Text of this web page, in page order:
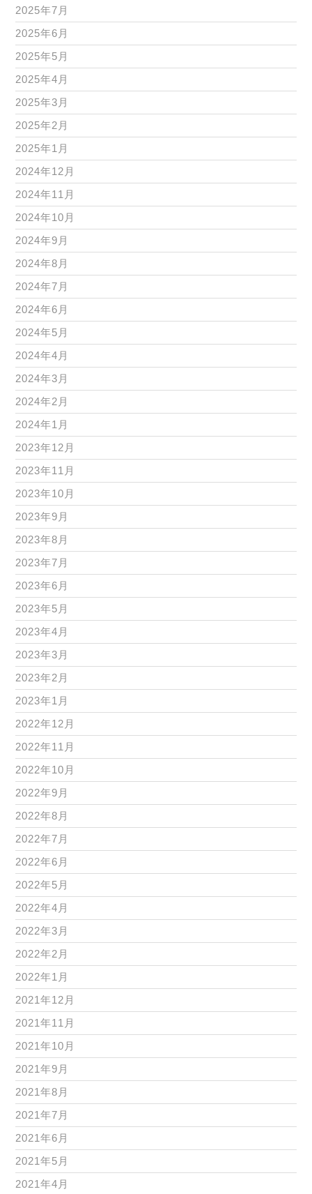
2025年7月
2025年6月
2025年5月
2025年4月
2025年3月
2025年2月
2025年1月
2024年12月
2024年11月
2024年10月
2024年9月
2024年8月
2024年7月
2024年6月
2024年5月
2024年4月
2024年3月
2024年2月
2024年1月
2023年12月
2023年11月
2023年10月
2023年9月
2023年8月
2023年7月
2023年6月
2023年5月
2023年4月
2023年3月
2023年2月
2023年1月
2022年12月
2022年11月
2022年10月
2022年9月
2022年8月
2022年7月
2022年6月
2022年5月
2022年4月
2022年3月
2022年2月
2022年1月
2021年12月
2021年11月
2021年10月
2021年9月
2021年8月
2021年7月
2021年6月
2021年5月
2021年4月